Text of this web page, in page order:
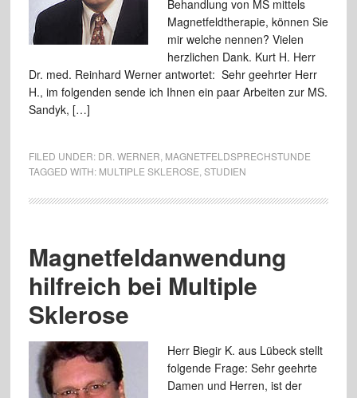
Behandlung von MS mittels
Magnetfeldtherapie, können Sie
mir welche nennen? Vielen
herzlichen Dank. Kurt H. Herr
Dr. med. Reinhard Werner antwortet: Sehr geehrter Herr
H., im folgenden sende ich Ihnen ein paar Arbeiten zur MS.
Sandyk, […]
FILED UNDER: DR. WERNER MAGNETFELDSPRECHSTUNDE
TAGGED WITH: MULTIPLE SKLEROSE STUDIEN
Magnetfeldanwendung
hilfreich bei Multiple
Sklerose
Herr Biegir K. aus Lübeck stellt
folgende Frage: Sehr geehrte
Damen und Herren, ist der